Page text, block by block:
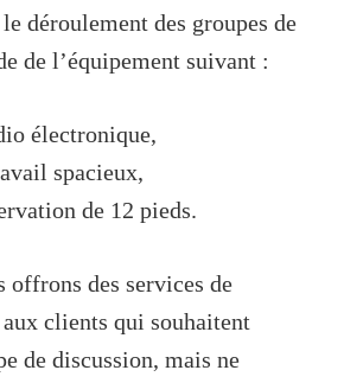
déroulement des groupes de
de l’équipement suivant :
électronique,
spacieux,
de 12 pieds.
offrons des services de
clients qui souhaitent
de discussion, mais ne